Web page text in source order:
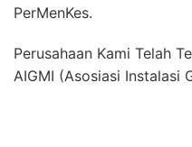
PerMenKes.
Perusahaan Kami Telah
AIGMI (Asosiasi Instalasi